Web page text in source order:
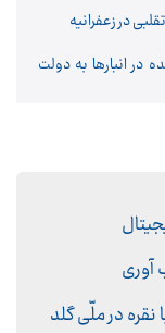
در زعفرانیه
در انبار‌ها به دولت
آوری
در ملّی گلد